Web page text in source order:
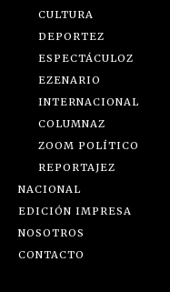
CULTURA
DEPORTEZ
ESPECTÁCULOZ
EZENARIO
INTERNACIONAL
COLUMNAZ
ZOOM POLÍTICO
REPORTAJEZ
NACIONAL
EDICIÓN IMPRESA
NOSOTROS
CONTACTO